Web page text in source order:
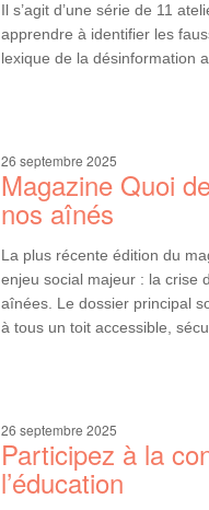
Il s’agit d’une série de 11
apprendre à identifier les
lexique de la désinformation
26 septembre 2025
Magazine Quoi
nos aînés
La plus récente édition du
enjeu social majeur : la crise
aînées. Le dossier principal
à tous un toit accessible,
26 septembre 2025
Participez à la
l’éducation